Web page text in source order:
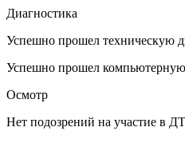
Диагностика
Успешно прошел техническую
Успешно прошел компьютерную
Осмотр
Нет подозрений на участие в